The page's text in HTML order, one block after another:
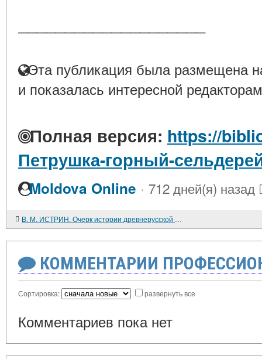
Эта публикация была размещена
и показалась интересной
Полная версия: https://
Петрушка-горный-
Moldova Online · 712 дней(я) назад
В. М. ИСТРИН. Очерк истории древнерусской литературы домосковского периода (XI-XIII вв. )
КОММЕНТАРИИ
Сортировка: развернуть все
Комментариев пока нет